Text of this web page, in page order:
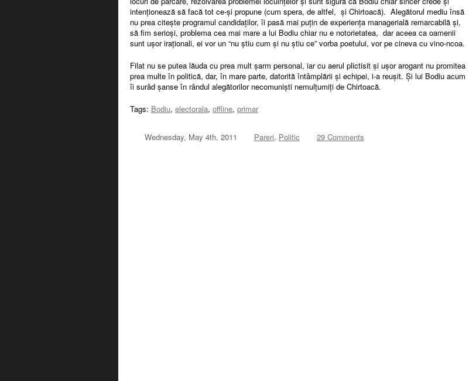
intenționează să facă tot ce-și propune (cum spera, de altfel, și Chirtoacă). Alegătorul mediu însă
nu prea citește programul candidaților, îi pasă mai puțin de experiența managerială remarcabilă și,
să fim serioși, problema cea mai mare a lui Bodiu chiar nu e notorietatea, dar aceea ca oamenii
sunt ușor iraționali, ei vor un “nu știu cum și nu știu ce” vorba poetului, vor pe cineva cu vino-ncoa.
Filat nu se putea lăuda cu prea mult șarm personal, iar cu aerul plictisit și ușor arogant nu promitea
prea multe în politică, dar, în mare parte, datorită întâmplării și echipei, i-a reușit. Și lui Bodiu acum
îi surâd șanse în rândul alegătorilor necomuniști nemulțumiți de Chirtoacă.
Tags: Bodiu, electorala, offline, primar
Wednesday, May 4th, 2011 Pareri, Politic 29 Comments